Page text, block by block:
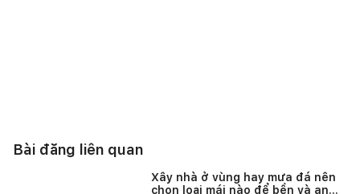
Bài đăng liên quan
Xây nhà ở vùng hay mưa đá nên
chọn loại mái nào để bền và an